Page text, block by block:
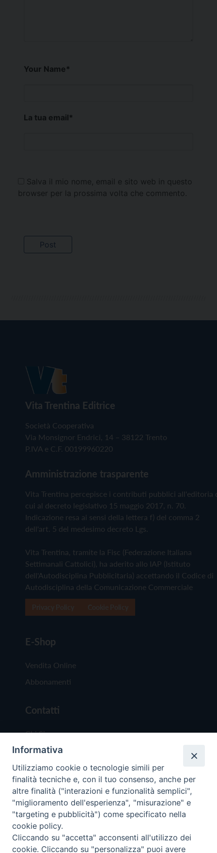
Your Name*
La tua email*
Salva il mio nome, email e sito web in questo
browser per la prossima volta che commento.
Vita Trentina Editrice
Società Cooperativa
Via Monsignor Endrici, 14 – 38122 Trento
P.IVA e C.F. 00199960220
Amministrazione trasparente
Vita Trentina percepisce i contributi pubblici all'editoria
cui al decreto legislativo 15 maggio 2017, n. 70.
Indicazione resa ai sensi della lettera f) del comma 2
dell'art. 5 del medesimo decreto Lgs.
Vita Trentina, tramite la Fisc (Federazione Italiana
Settimanali Cattolici), ha aderito allo IAP (Istituto
dell'Autodisciplina Pubblicitaria) accettando il Codice di
Autodisciplina della Comunicazione Commerciale
E-Shop
Vendita Online
Abbonamenti
Contatti
Chi Siamo
Redazione
Scrivici
Copyright © 2019 - Tutti i diritti riservati - Vita
Trentina Editrice
Informativa
Utilizziamo cookie o tecnologie simili per
finalità tecniche e, con il tuo consenso, anche per
altre finalità ("interazioni e funzionalità semplici",
"miglioramento dell'esperienza", "misurazione" e
"targeting e pubblicità") come specificato nella
cookie policy.
Cliccando su "accetta" acconsenti all'utilizzo dei
cookie. Cliccando su "personalizza" puoi avere